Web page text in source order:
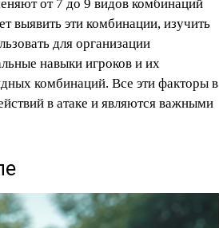
от 7 до 9 видов комбинаций
выявить эти комбинации, изучить
для организации
навыки игроков и их
комбинаций. Все эти факторы в
в атаке и являются важными